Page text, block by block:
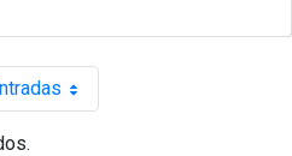
Por página